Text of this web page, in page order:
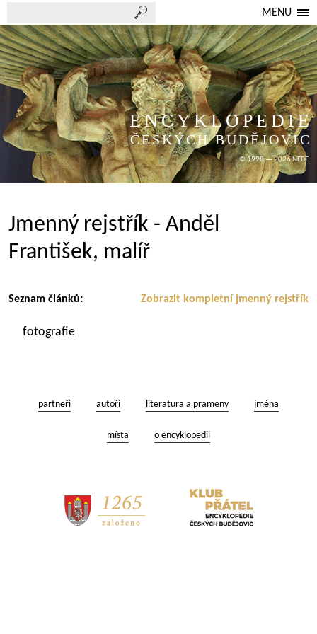
MENU
ENCYKLOPEDIE
ČESKÝCH BUDĚJOVIC
© 1998 — 2026 NEBE
Jmenný rejstřík - Anděl
František, malíř
Zobrazit kompletní jmenný rejstřík
Seznam článků:
fotografie
partneři autoři literatura a prameny jména
místa o encyklopedii